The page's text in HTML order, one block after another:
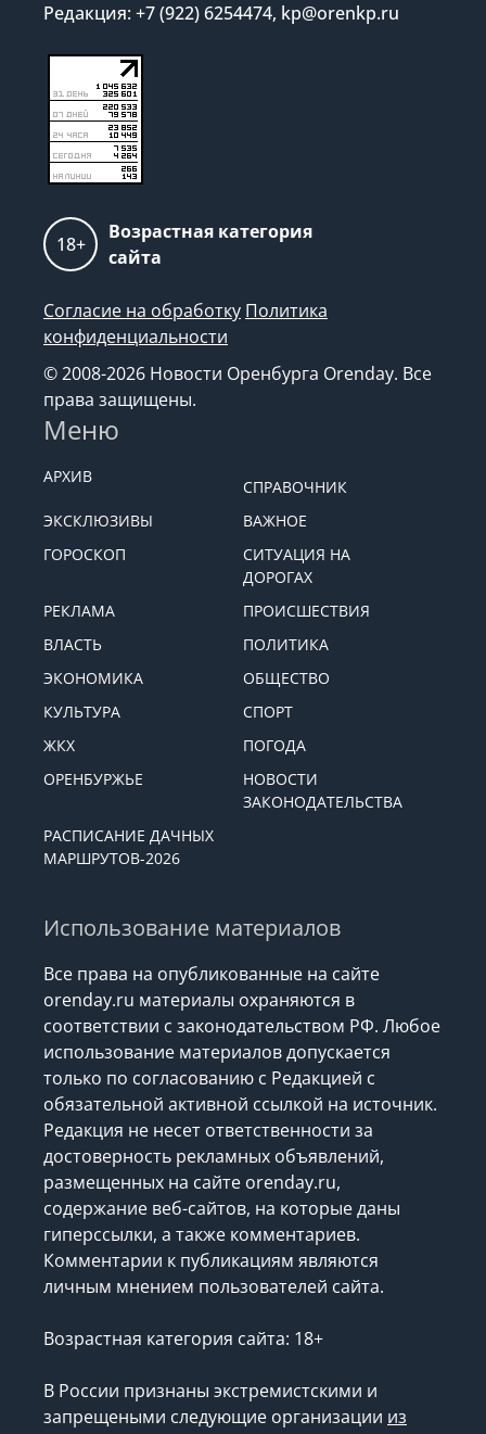
Редакция: +7 (922) 6254474, kp@orenkp.ru
18+
Возрастная категория
сайта
Согласие на обработку Политика
конфиденциальности
© 2008-2026 Новости Оренбурга Orenday. Все
права защищены.
Меню
АРХИВ
СПРАВОЧНИК
ЭКСКЛЮЗИВЫ
ВАЖНОЕ
ГОРОСКОП
СИТУАЦИЯ НА
ДОРОГАХ
РЕКЛАМА
ПРОИСШЕСТВИЯ
ВЛАСТЬ
ПОЛИТИКА
ЭКОНОМИКА
ОБЩЕСТВО
КУЛЬТУРА
СПОРТ
ЖКХ
ПОГОДА
ОРЕНБУРЖЬЕ
НОВОСТИ
ЗАКОНОДАТЕЛЬСТВА
РАСПИСАНИЕ ДАЧНЫХ
МАРШРУТОВ-2026
Использование материалов
Все права на опубликованные на сайте
orenday.ru материалы охраняются в
соответствии с законодательством РФ. Любое
использование материалов допускается
только по согласованию с Редакцией с
обязательной активной ссылкой на источник.
Редакция не несет ответственности за
достоверность рекламных объявлений,
размещенных на сайте orenday.ru,
содержание веб-сайтов, на которые даны
гиперссылки, а также комментариев.
Комментарии к публикациям являются
личным мнением пользователей сайта.
Возрастная категория сайта: 18+
В России признаны экстремистскими и
запрещеными следующие организации из